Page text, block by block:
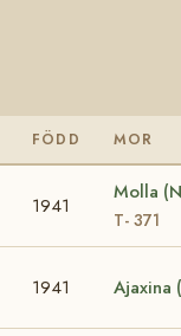
FÖDD MOR
1941
Molla
T- 371
1941 Ajaxina